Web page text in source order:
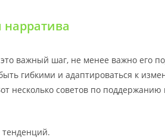
важный шаг, не менее важно его
гибкими и адаптироваться к
несколько советов по
тенденций.